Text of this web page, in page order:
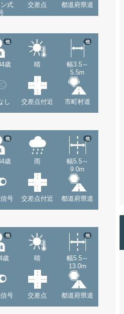
式
交差点 都道府県道
歳
他
晴
幅3.5～
5.5m
他
し 交差点付近 市町村道
歳
他
雨
幅5.5～
9.0m
他
号 交差点付近 都道府県道
歳
他
晴
幅5.5～
13.0m
他
号 交差点 都道府県道